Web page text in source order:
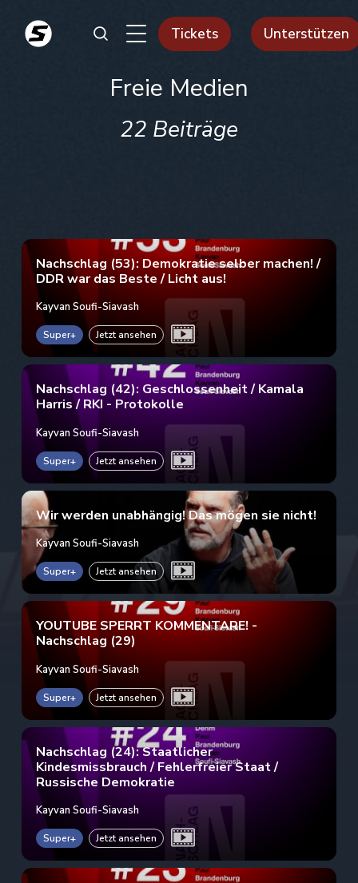
Tickets Unterstützen
Freie Medien
22 Beiträge
Nachschlag (53): Demokratie selber machen! /
DDR war das Beste / Licht aus!
Kayvan Soufi-Siavash
Super+ Jetzt ansehen
Nachschlag (42): Geschlossenheit / Kamala
Harris / RKI - Protokolle
Kayvan Soufi-Siavash
Super+ Jetzt ansehen
Wir werden unabhängig! Das mögen sie nicht!
Kayvan Soufi-Siavash
Super+ Jetzt ansehen
YOUTUBE SPERRT KOMMENTARE! -
Nachschlag (29)
Kayvan Soufi-Siavash
Super+ Jetzt ansehen
Nachschlag (24): Staatlicher
Kindesmissbrauch / Fehlerfreier Staat /
Russische Demokratie
Kayvan Soufi-Siavash
Super+ Jetzt ansehen